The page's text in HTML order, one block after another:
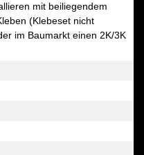
mit beiliegendem
(Klebeset nicht
im Baumarkt einen 2K/3K